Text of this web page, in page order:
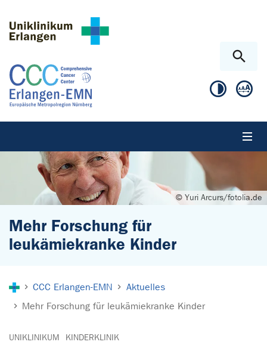
© Yuri Arcurs/fotolia.de
Mehr Forschung für
leukämiekranke Kinder
CCC Erlangen-EMN
Aktuelles
Mehr Forschung für leukämiekranke Kinder
UNIKLINIKUM KINDERKLINIK